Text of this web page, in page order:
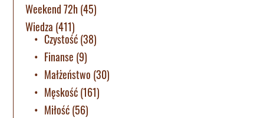
Weekend 72h(45)
Wiedza (411)
Czystość(38)
Finanse (9)
Małżeństwo (30)
Męskość(161)
Miłość(56)